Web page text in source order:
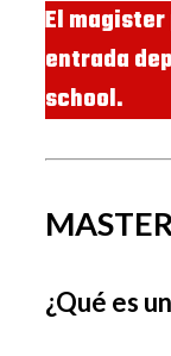
El magister
entrada
school.
¿Qué es